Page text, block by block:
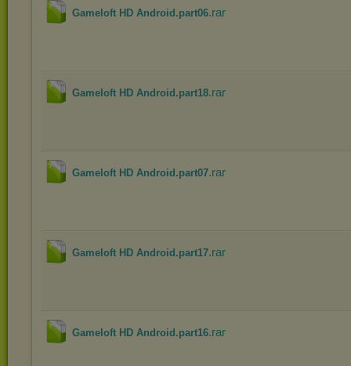
Gameloft HD Android.part06.rar
Gameloft HD Android.part18.rar
Gameloft HD Android.part07.rar
Gameloft HD Android.part17.rar
Gameloft HD Android.part16.rar